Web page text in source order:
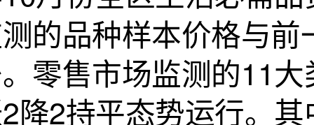
的品种样本价格与
零售市场监测的11
降2持平态势运行。